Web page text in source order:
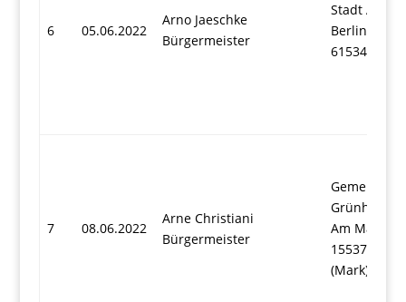
6 05.06.2022
Arno Jaeschke
Bürgermeister
Stadt
Berliner
615345
7 08.06.2022
Arne Christiani
Bürgermeister
Gemeinde
Grünheide
Am
15537
(Mark)